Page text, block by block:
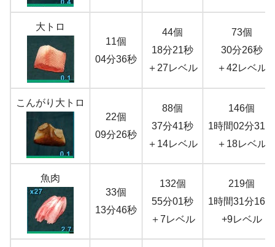
大トロ
11個
04分36秒
44個
18分21秒
＋27レベル
73個
30分26秒
＋42レベル
こんがり大トロ
22個
09分26秒
88個
37分41秒
＋14レベル
146個
1時間02分31秒
＋18レベル
魚肉
33個
13分46秒
132個
55分01秒
＋7レベル
219個
1時間31分16秒
+9レベル